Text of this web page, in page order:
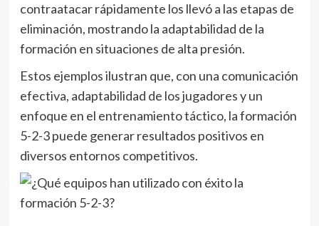
contraatacar rápidamente los llevó a las etapas de
eliminación, mostrando la adaptabilidad de la
formación en situaciones de alta presión.
Estos ejemplos ilustran que, con una comunicación
efectiva, adaptabilidad de los jugadores y un
enfoque en el entrenamiento táctico, la formación
5-2-3 puede generar resultados positivos en
diversos entornos competitivos.